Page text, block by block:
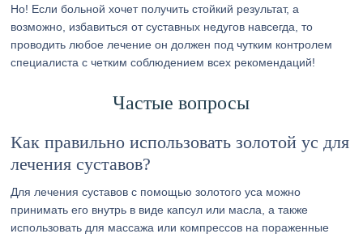
Но! Если больной хочет получить стойкий результат, а
возможно, избавиться от суставных недугов навсегда, то
проводить любое лечение он должен под чутким контролем
специалиста с четким соблюдением всех рекомендаций!
Частые вопросы
Как правильно использовать золотой ус для
лечения суставов?
Для лечения суставов с помощью золотого уса можно
принимать его внутрь в виде капсул или масла, а также
использовать для массажа или компрессов на пораженные